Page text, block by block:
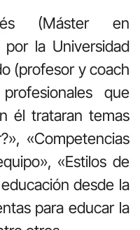
(Máster en
por la Universidad
(profesor y coach
que
él trataran temas
«Competencias
«Estilos de
desde la
para educar la